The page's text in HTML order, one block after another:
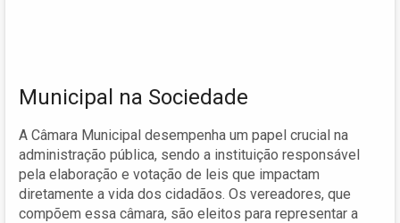
Municipal na Sociedade
A Câmara Municipal desempenha um papel crucial na
administração pública, sendo a instituição responsável
pela elaboração e votação de leis que impactam
diretamente a vida dos cidadãos. Os vereadores, que
compõem essa câmara, são eleitos para representar a